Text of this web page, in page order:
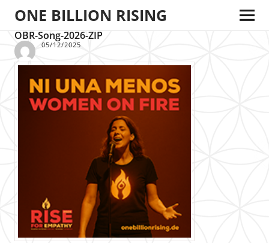
ONE BILLION RISING
OBR-Song-2026-ZIP
05/12/2025